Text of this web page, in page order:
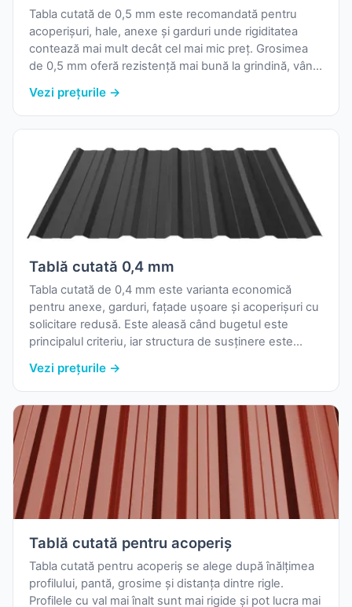
Tabla cutată de 0,5 mm este recomandată pentru
acoperișuri, hale, anexe și garduri unde rigiditatea
contează mai mult decât cel mai mic preț. Grosimea
de 0,5 mm oferă rezistență mai bună la grindină, vânt
Vezi prețurile →
Tablă cutată 0,4 mm
Tabla cutată de 0,4 mm este varianta economică
pentru anexe, garduri, fațade ușoare și acoperișuri cu
solicitare redusă. Este aleasă când bugetul este
principalul criteriu, iar structura de susținere este
Vezi prețurile →
Tablă cutată pentru acoperiș
Tabla cutată pentru acoperiș se alege după înălțimea
profilului, pantă, grosime și distanța dintre rigle.
Profilele cu val mai înalt sunt mai rigide și pot lucra mai